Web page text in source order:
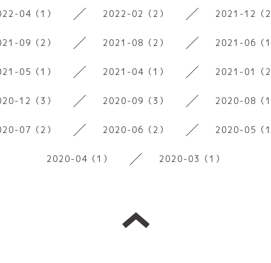
04（1） 2022-02（2） 2021-12（2
09（2） 2021-08（2） 2021-06（1
05（1） 2021-04（1） 2021-01（2
12（3） 2020-09（3） 2020-08（1
07（2） 2020-06（2） 2020-05（1
2020-04（1） 2020-03（1）